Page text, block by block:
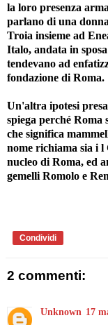
la loro presenza
parlano di una
Troia insieme ad
Italo, andata in
tendevano ad
fondazione di Roma.
Un'altra ipotesi
spiega perché Roma
che significa
nome richiama sia i
nucleo di Roma, ed
gemelli Romolo e
Condividi
2 commenti:
Unknown 17